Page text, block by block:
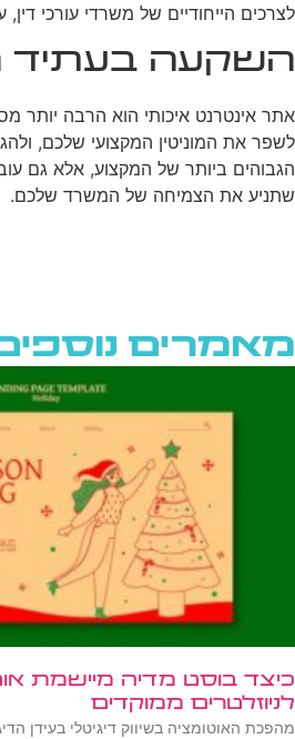
לצרכים הייחודיים של משרדי עורכי
השקעה בעתיד
אתר אינטרנט איכותי הוא הרבה יותר
לשפר את המוניטין המקצועי שלכם,
הגבוהים ביותר של המקצוע, אלא גם
שתניע את הצמיחה של המשרד שלכם.
מאמרים
כיצד בוסט מדיה מיישמת
לניוזלטרים ממוקדים
מהפכת האוטומציה בשיווק דיגיטלי בעידן